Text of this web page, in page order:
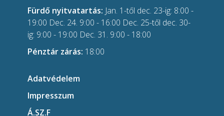
Fürdő nyitvatartás: Jan. 1-től dec. 23-ig: 8:00 -
19:00 Dec. 24. 9:00 - 16:00 Dec. 25-től dec. 30-
ig: 9:00 - 19:00 Dec. 31. 9:00 - 18:00
Pénztár zárás: 18:00
Adatvédelem
Impresszum
Á.SZ.F